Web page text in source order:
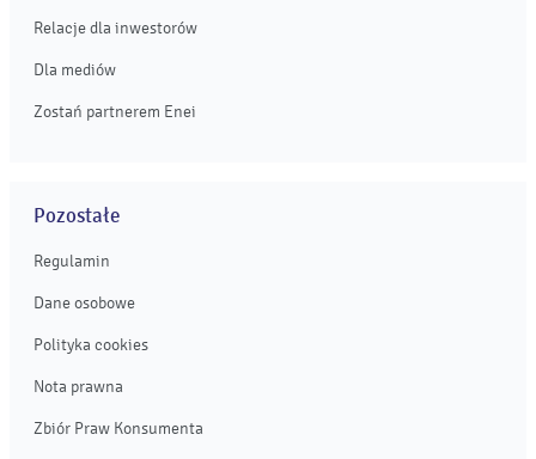
Relacje dla inwestorów
Dla mediów
Zostań partnerem Enei
Pozostałe
Regulamin
Dane osobowe
Polityka cookies
Nota prawna
Zbiór Praw Konsumenta